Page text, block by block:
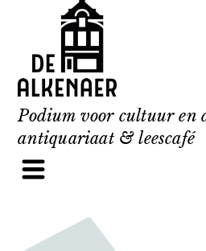
content
Podium voor cultuur en
antiquariaat & leescafé